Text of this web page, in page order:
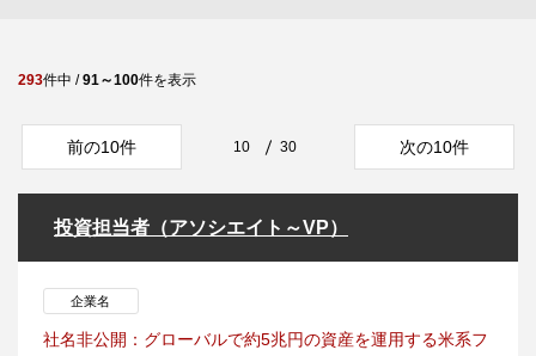
293件中 /91～100件を表示
前の10件 10 30 次の10件
投資担当者（アソシエイト～VP）
企業名
社名非公開：グローバルで約5兆円の資産を運用する米系フ